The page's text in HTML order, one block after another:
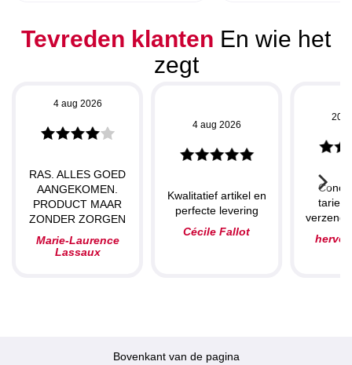
Tevreden klanten En wie het
zegt
4 aug 2026
RAS. ALLES GOED
AANGEKOMEN.
PRODUCT MAAR
ZONDER ZORGEN
Marie-Laurence
Lassaux
4 aug 2026
Kwalitatief artikel en
perfecte levering
Cécile Fallot
20
herve
Bovenkant van de pagina